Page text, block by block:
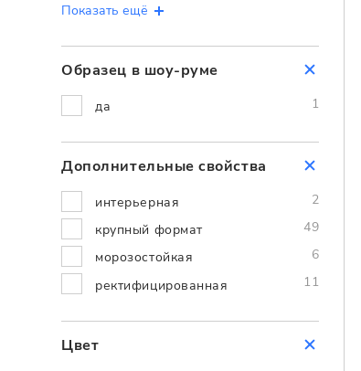
Показать ещё
Образец в шоу-руме
да 1
Дополнительные cвойства
интерьерная
2
крупный формат
49
морозостойкая
6
ректифицированная
11
Цвет